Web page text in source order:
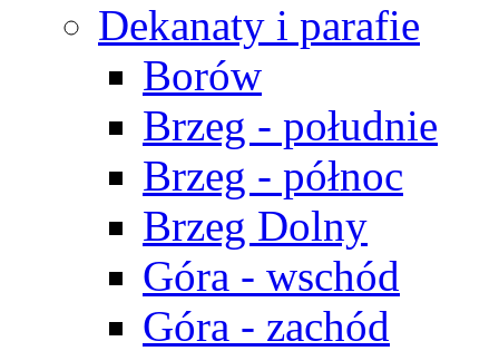
Dekanaty i parafie
Borów
Brzeg - południe
Brzeg - północ
Brzeg Dolny
Góra - wschód
Góra - zachód